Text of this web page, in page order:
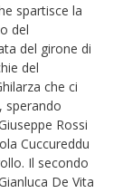
spartisce la
del
del girone di
del
che ci
sperando
Rossi
Cuccureddu
Il secondo
De Vita